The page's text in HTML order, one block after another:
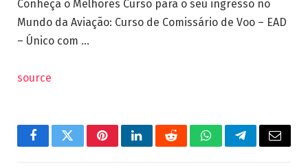
Conheça o Melhores Curso para o seu ingresso no
Mundo da Aviação: Curso de Comissário de Voo – EAD
– Único com …
source
FacebookTwitterPinterestLinkedInRedditWhatsAppTelegrama
E-